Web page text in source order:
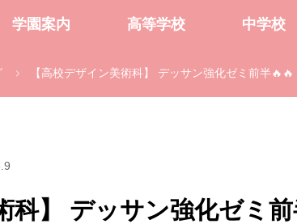
学園案内 高等学校 中学校
【高校デザイン美術科】 デッサン強化ゼミ前半🔥🔥
科】 デッサン強化ゼミ